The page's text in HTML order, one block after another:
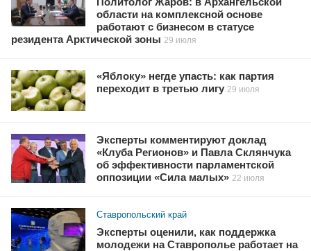
области на комплексной основе
работают с бизнесом в статусе
резидента Арктической зоны 29 июля
«Яблоку» негде упасть: как партия
переходит в третью лигу 29 июля
Эксперты комментируют доклад
«Клуба Регионов» и Павла Склянчука
об эффективности парламентской
оппозиции «Сила малых» 22 июля
Ставропольский край
Эксперты оценили, как поддержка
молодежи на Ставрополье работает на